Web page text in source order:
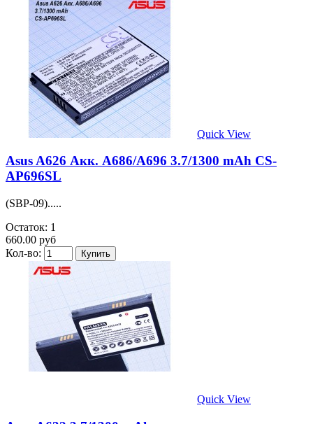
Quick View
Asus A626 Акк. A686/A696 3.7/1300 mAh CS-
AP696SL
(SBP-09).....
Остаток: 1
660.00 руб
Кол-во:
Quick View